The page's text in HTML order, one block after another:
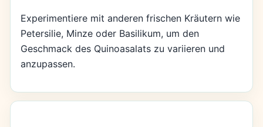
Experimentiere mit anderen frischen Kräutern wie
Petersilie, Minze oder Basilikum, um den
Geschmack des Quinoasalats zu variieren und
anzupassen.